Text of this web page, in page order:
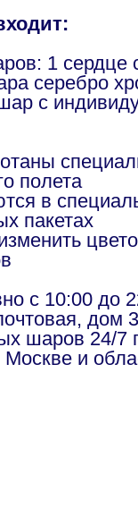
1 сердце
серебро
с
полета
в
пакетах
с 10:00 до
дом
шаров 24/7
Москве и